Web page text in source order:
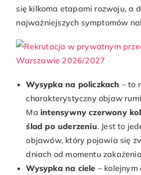
się kilkoma etapami rozwoju, a
najważniejszych symptomów
Wysypka na policzkach – to
charakterystyczny objaw
Ma intensywny czerwony
ślad po uderzeniu. Jest to
objawów, który pojawia się
dniach od momentu
Wysypka na ciele –